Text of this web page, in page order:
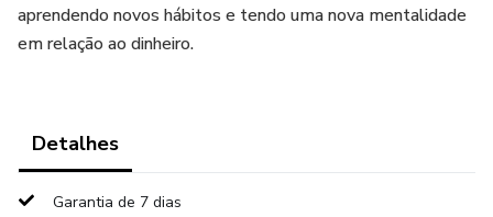
aprendendo novos hábitos e tendo uma nova mentalidade
em relação ao dinheiro.
Detalhes
Garantia de 7 dias